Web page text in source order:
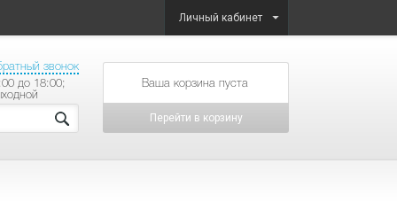
Личный кабинет
звонок
до 18:00;
товаров на сумму
Перейти в корзину